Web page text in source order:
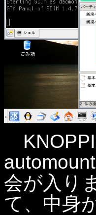
会が入り
て、中身